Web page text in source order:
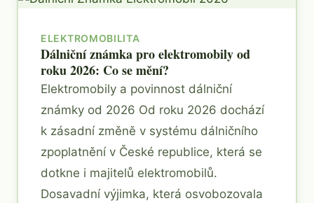
ELEKTROMOBILITA
Dálniční známka pro elektromobily od
roku 2026: Co se mění?
Elektromobily a povinnost dálniční
známky od 2026 Od roku 2026 dochází
k zásadní změně v systému dálničního
zpoplatnění v České republice, která se
dotkne i majitelů elektromobilů.
Dosavadní výjimka, která osvobozovala